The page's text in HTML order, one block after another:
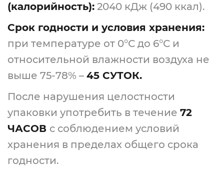
(калорийность): 2040 кДж (490 ккал).
Срок годности и условия хранения:
при температуре от 0°С до 6°С и
относительной влажности воздуха не
выше 75-78% – 45 СУТОК.
После нарушения целостности
упаковки употребить в течение 72
ЧАСОВ с соблюдением условий
хранения в пределах общего срока
годности.